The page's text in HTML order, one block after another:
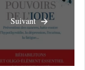
Suivant